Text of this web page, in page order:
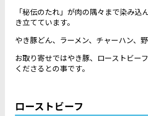
「秘伝のたれ」が肉の隅々まで染み込
き立てています。
やき豚どん、ラーメン、チャーハン、野
お取り寄せではやき豚、ローストビー
くださるとの事です。
ローストビーフ